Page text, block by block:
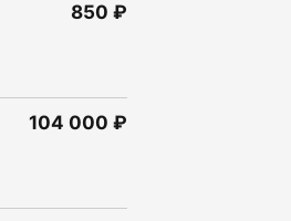
850 ₽
104 000 ₽